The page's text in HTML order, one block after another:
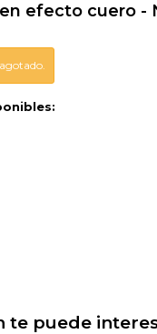
efecto cuero -
te puede